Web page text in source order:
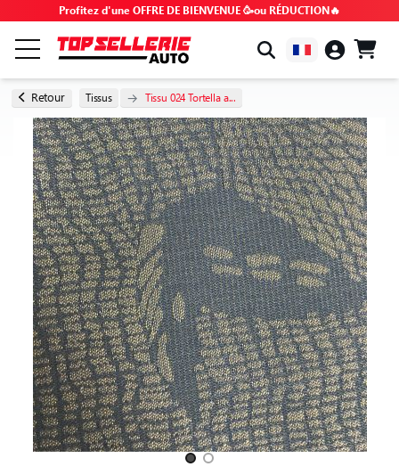
Profitez d'une OFFRE DE BIENVENUE 🥳ou RÉDUCTION🔥
PAR MARQUE & MODÈLE
TOUS LES PRODUITS
BONS PLANS
CODES PROMO
CONSEILS & TUTOS
FAQ
NOUS CONTACTER
Retour Tissus Tissu 024 Tortella a...